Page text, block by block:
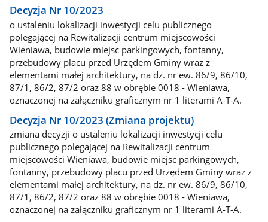
Decyzja Nr 10/2023
o ustaleniu lokalizacji inwestycji celu publicznego
polegającej na Rewitalizacji centrum miejscowości
Wieniawa, budowie miejsc parkingowych, fontanny,
przebudowy placu przed Urzędem Gminy wraz z
elementami małej architektury, na dz. nr ew. 86/9, 86/10,
87/1, 86/2, 87/2 oraz 88 w obrębie 0018 - Wieniawa,
oznaczonej na załączniku graficznym nr 1 literami A-T-A.
Decyzja Nr 10/2023 (Zmiana projektu)
zmiana decyzji o ustaleniu lokalizacji inwestycji celu
publicznego polegającej na Rewitalizacji centrum
miejscowości Wieniawa, budowie miejsc parkingowych,
fontanny, przebudowy placu przed Urzędem Gminy wraz z
elementami małej architektury, na dz. nr ew. 86/9, 86/10,
87/1, 86/2, 87/2 oraz 88 w obrębie 0018 - Wieniawa,
oznaczonej na załączniku graficznym nr 1 literami A-T-A.